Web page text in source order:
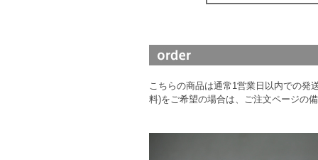
こちらの商品は通常1営業日以内での発
料)をご希望の場合は、ご注文ページの